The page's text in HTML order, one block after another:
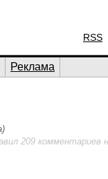
RSS
Реклама
209 комментариев